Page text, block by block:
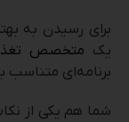
برای رسیدن به
یک متخصص
برنامه‌ای متناسب
شما هم یکی از